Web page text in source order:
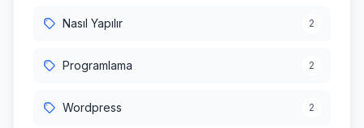
Nasıl Yapılır 2
Programlama 2
Wordpress 2